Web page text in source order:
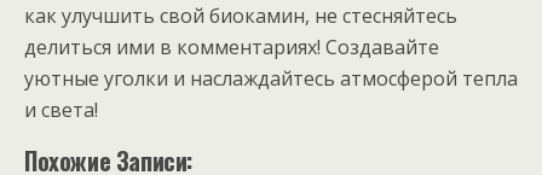
как улучшить свой биокамин, не стесняйтесь
делиться ими в комментариях! Создавайте
уютные уголки и наслаждайтесь атмосферой тепла
и света!
Похожие Записи: